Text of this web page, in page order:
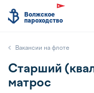
Волжское
пароходство
Вакансии на флоте
Старший
матрос